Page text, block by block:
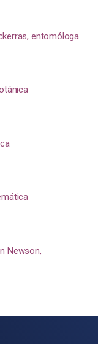
entomóloga
Newson,